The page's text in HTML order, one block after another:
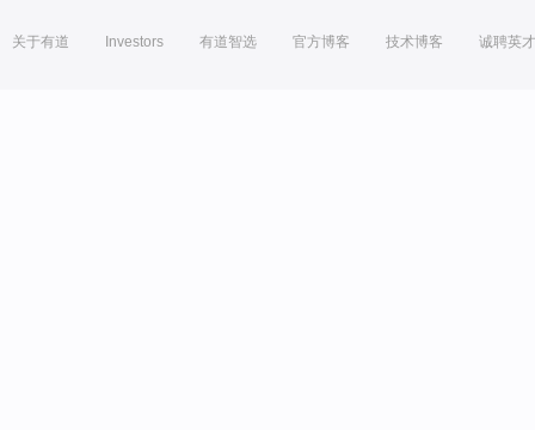
关于有道 Investors 有道智选 官方博客 技术博客 诚聘英才